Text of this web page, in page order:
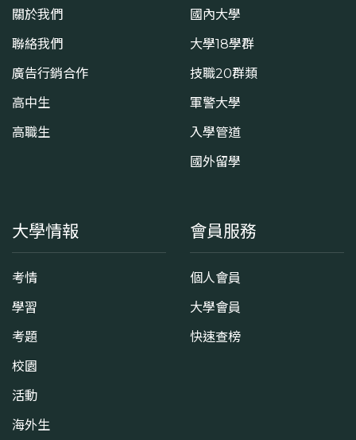
關於我們
聯絡我們
廣告行銷合作
高中生
高職生
國內大學
大學18學群
技職20群類
軍警大學
入學管道
國外留學
大學情報
考情
學習
考題
校園
活動
海外生
會員服務
個人會員
大學會員
快速查榜